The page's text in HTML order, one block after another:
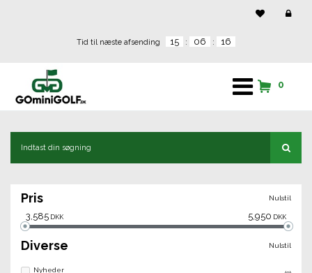
Tid til næste afsending 15 : 06 : 15
0
Pris Nulstil
3,585 DKK 5,950 DKK
Diverse Nulstil
Nyheder